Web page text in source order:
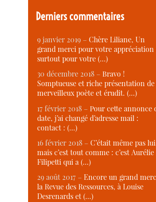
Derniers commentaires
9 janvier 2019 –Chère Liliane, Un
grand merci pour votre appréciation
surtout pour votre (…)
30 décembre 2018 –Bravo !
Somptueuse et riche présentation de
merveilleux poète et érudit. (…)
17 février 2018 –Pour cette annonce
date, j’ai changé d’adresse mail :
contact : (…)
16 février 2018 –C’était même pas
mais c’est tout comme : c’est Aurélie
Filipetti qui a (…)
29 août 2017 –Encore un grand
la Revue des Ressources, à Louise
Desrenards et (…)